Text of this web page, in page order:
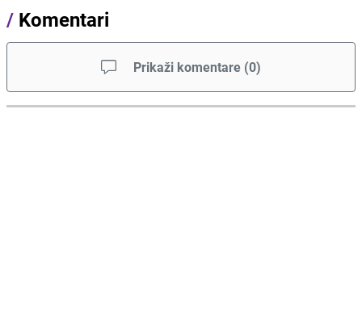
/ Komentari
Prikaži komentare (0)